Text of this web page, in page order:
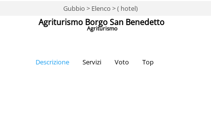
Gubbio > Elenco > ( hotel)
Agriturismo Borgo San Benedetto
Agriturismo
Descrizione Servizi Voto Top